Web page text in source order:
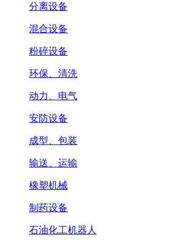
分离设备
混合设备
粉碎设备
环保、清洗
动力、电气
安防设备
成型、包装
输送、运输
橡塑机械
制药设备
石油化工机器人